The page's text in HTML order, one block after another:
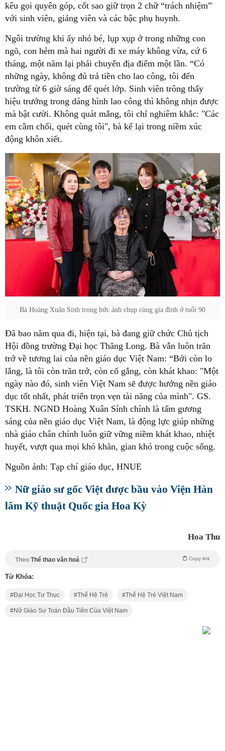
kêu gọi quyên góp, cốt sao giữ trọn 2 chữ “trách nhiệm”
với sinh viên, giảng viên và các bậc phụ huynh.
Ngôi trường khi ấy nhỏ bé, lụp xụp ở trong những con
ngõ, con hẻm mà hai người đi xe máy không vừa, cứ 6
tháng, một năm lại phải chuyển địa điểm một lần. “Có
những ngày, không đủ trả tiền cho lao công, tôi đến
trường từ 6 giờ sáng để quét lớp. Sinh viên trông thấy
hiệu trưởng trong dáng hình lao công thì không nhịn được
mà bật cười. Không quát mắng, tôi chỉ nghiêm khắc: "Các
em cầm chổi, quét cùng tôi", bà kể lại trong niềm xúc
động khôn xiết.
Bà Hoàng Xuân Sính trong bức ảnh chụp cùng gia đình ở tuổi 90
Đã bao năm qua đi, hiện tại, bà đang giữ chức Chủ tịch
Hội đồng trường Đại học Thăng Long. Bà vẫn luôn trăn
trở về tương lai của nền giáo dục Việt Nam: “Bởi còn lo
lắng, là tôi còn trăn trở, còn cố gắng, còn khát khao: "Một
ngày nào đó, sinh viên Việt Nam sẽ được hưởng nền giáo
dục tốt nhất, phát triển trọn vẹn tài năng của mình". GS.
TSKH. NGND Hoàng Xuân Sính chính là tấm gương
sáng của nền giáo dục Việt Nam, là động lực giúp những
nhà giáo chân chính luôn giữ vững niềm khát khao, nhiệt
huyết, vượt qua mọi khó khăn, gian khó trong cuộc sống.
Nguồn ảnh: Tạp chí giáo dục, HNUE
Nữ giáo sư gốc Việt được bầu vào Viện Hàn
lâm Kỹ thuật Quốc gia Hoa Kỳ
Hoa Thu
Theo Thể thao văn hoá Copy link
Từ Khóa:
Đại Học Tư Thục Thế Hệ Trẻ Thế Hệ Trẻ Việt Nam
Nữ Giáo Sư Toán Đầu Tiên Của Việt Nam